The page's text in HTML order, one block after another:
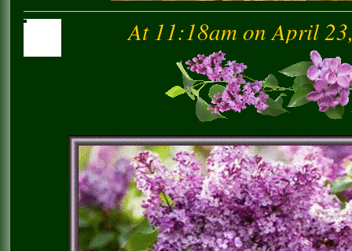
At 11:18am on April